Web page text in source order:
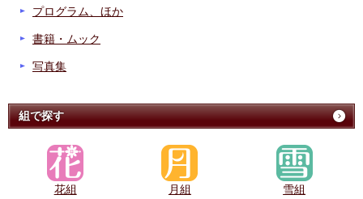
プログラム、ほか
書籍・ムック
写真集
組で探す
花組 月組 雪組